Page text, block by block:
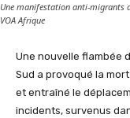
Une manifestation anti-migrants
VOA Afrique
Une nouvelle flambée
Sud a provoqué la
et entraîné le
incidents, survenus